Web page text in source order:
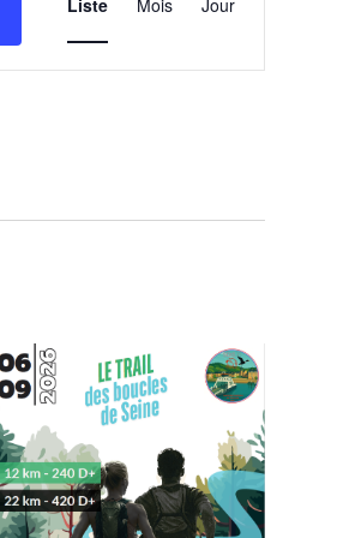
Liste Mois Jour